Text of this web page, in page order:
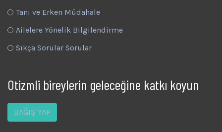
Tanı ve Erken Müdahale
Ailelere Yönelik Bilgilendirme
Sıkça Sorular Sorular
Otizmli bireylerin geleceğine katkı koyun
BAĞIŞ YAP